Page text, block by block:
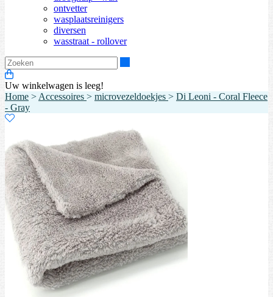
ontvetter
wasplaatsreinigers
diversen
wasstraat - rollover
Uw winkelwagen is leeg!
Home > Accessoires > microvezeldoekjes > Di Leoni - Coral Fleece
- Gray